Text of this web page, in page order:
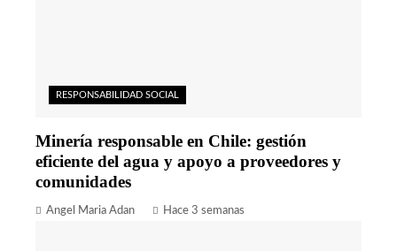
RESPONSABILIDAD SOCIAL
Minería responsable en Chile: gestión
eficiente del agua y apoyo a proveedores y
comunidades
Angel Maria Adan Hace 3 semanas